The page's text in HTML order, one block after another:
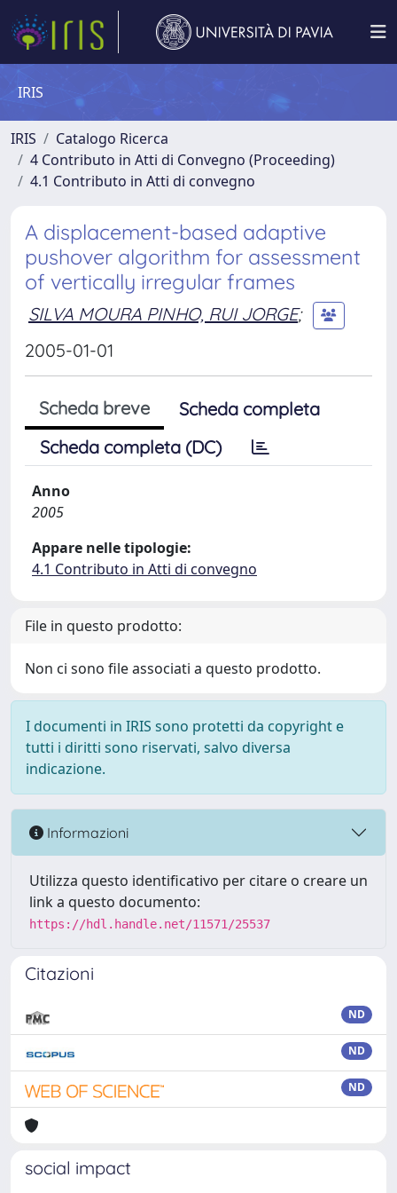
IRIS
IRIS
Catalogo Ricerca
4 Contributo in Atti di Convegno (Proceeding)
4.1 Contributo in Atti di convegno
A displacement-based adaptive
pushover algorithm for assessment
of vertically irregular frames
SILVA MOURA PINHO, RUI JORGE;
2005-01-01
Scheda breve
Scheda completa
Scheda completa (DC)
Anno
2005
Appare nelle tipologie:
4.1 Contributo in Atti di convegno
File in questo prodotto:
Non ci sono file associati a questo prodotto.
I documenti in IRIS sono protetti da copyright e
tutti i diritti sono riservati, salvo diversa
indicazione.
Informazioni
Utilizza questo identificativo per citare o creare un
link a questo documento:
https://hdl.handle.net/11571/25537
Citazioni
ND
ND
ND
social impact